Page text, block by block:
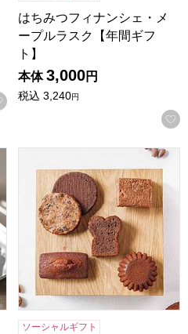
お気に入りに登録する
はちみつフィナンシェ・メ
ープルラスク【年間ギフ
ト】
本体 3,000円
税込 3,240円
コラコーヒー【年間ギフト】
ル・ショコラ・アラン・デ
ソーシャルギフト